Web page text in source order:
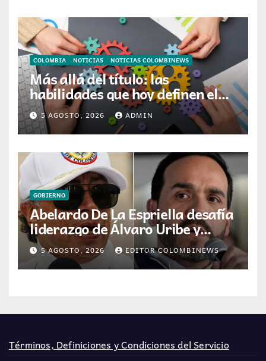
COLOMBIA NOTICIAS NOTICIAS COLOMBINEWS
Más allá del título: las
habilidades que hoy definen el
éxito profesional en Colombia
5 AGOSTO, 2026 ADMIN
GOBIERNO
Abelardo De La Espriella desafía
liderazgo de Álvaro Uribe y
Centro Democrático tras
victoria electoral
5 AGOSTO, 2026 EDITOR COLOMBINEWS
Términos, Definiciones y Condiciones del Servicio